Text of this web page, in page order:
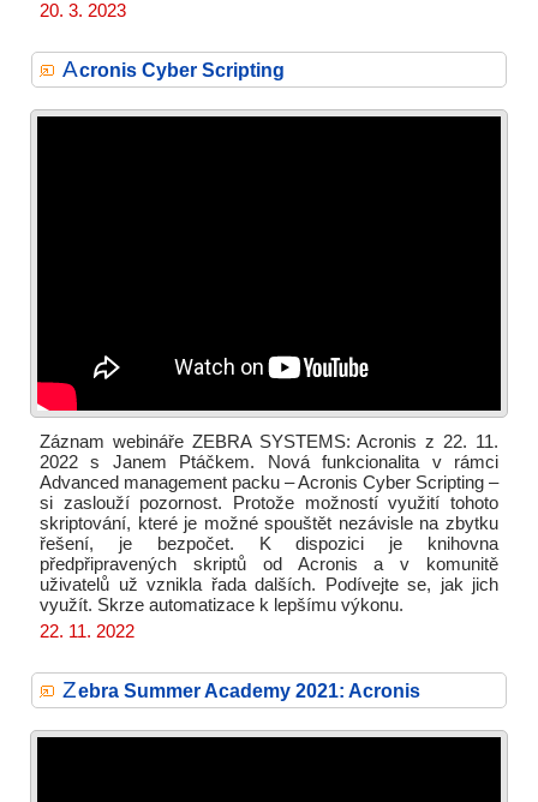
20. 3. 2023
Acronis Cyber Scripting
Záznam webináře ZEBRA SYSTEMS: Acronis z 22. 11.
2022 s Janem Ptáčkem. Nová funkcionalita v rámci
Advanced management packu – Acronis Cyber Scripting –
si zaslouží pozornost. Protože možností využití tohoto
skriptování, které je možné spouštět nezávisle na zbytku
řešení, je bezpočet. K dispozici je knihovna
předpřipravených skriptů od Acronis a v komunitě
uživatelů už vznikla řada dalších. Podívejte se, jak jich
využít. Skrze automatizace k lepšímu výkonu.
22. 11. 2022
Zebra Summer Academy 2021: Acronis